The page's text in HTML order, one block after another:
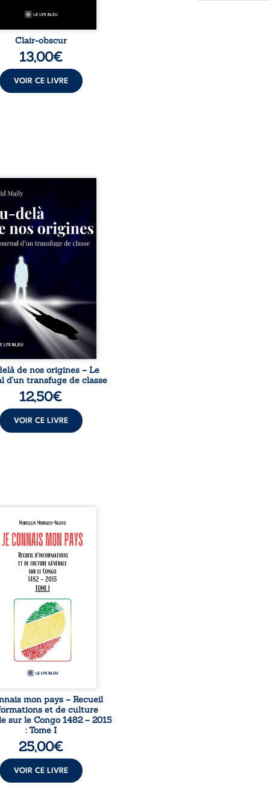
Clair-obscur
13,00€
VOIR CE LIVRE
un milieu populaire où
et les fractures
tenaient lieu de
David a choisi la
Très tôt, l’école et les
deviennent ses armes de
sociale. S’arracher à
exige pourtant un
Pris entre deux
l’homme réalise que
professionnels ne
guérissent ni ...
de nos origines – Le
d’un transfuge de classe
12,50€
VOIR CE LIVRE
mon pays se
comme une œuvre de
et d’éveil civique,
à raviver la mémoire
En retraçant les
étapes de l’histoire
il entend combattre
le repli identitaire
du
patriotique.
à tous, ce recueil
des repères essentiels
mieux comprendre le ...
mon pays – Recueil
et de culture
sur le Congo 1482 – 2015
: Tome I
25,00€
VOIR CE LIVRE